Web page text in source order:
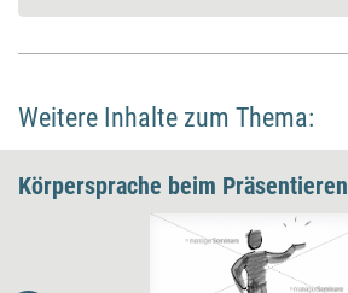
Weitere Inhalte zum Thema:
Körpersprache beim Präsentieren